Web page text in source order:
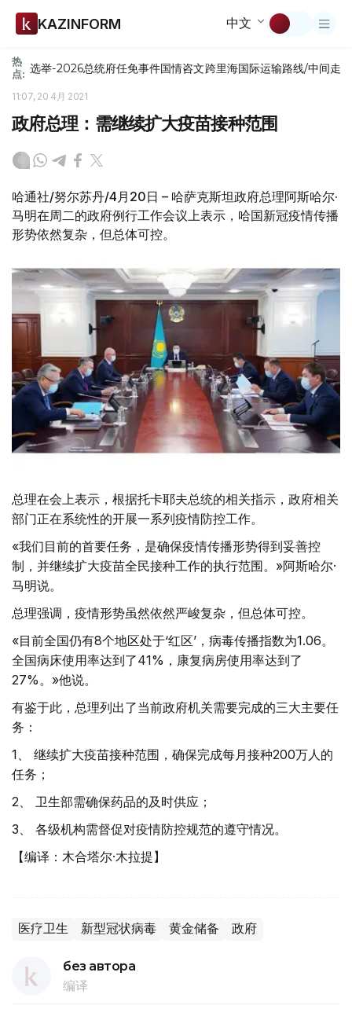
KAZINFORM 中文
热
点: 选举-2026总统府任免事件国情咨文跨里海国际运输路线/中间走廊
11:07, 20 4月 2021
政府总理：需继续扩大疫苗接种范围
哈通社/努尔苏丹/4月20日 – 哈萨克斯坦政府总理阿斯哈尔·
马明在周二的政府例行工作会议上表示，哈国新冠疫情传播
形势依然复杂，但总体可控。
总理在会上表示，根据托卡耶夫总统的相关指示，政府相关
部门正在系统性的开展一系列疫情防控工作。
«我们目前的首要任务，是确保疫情传播形势得到妥善控
制，并继续扩大疫苗全民接种工作的执行范围。»阿斯哈尔·
马明说。
总理强调，疫情形势虽然依然严峻复杂，但总体可控。
«目前全国仍有8个地区处于‘红区’，病毒传播指数为1.06。
全国病床使用率达到了41%，康复病房使用率达到了
27%。»他说。
有鉴于此，总理列出了当前政府机关需要完成的三大主要任
务：
1、 继续扩大疫苗接种范围，确保完成每月接种200万人的
任务；
2、 卫生部需确保药品的及时供应；
3、 各级机构需督促对疫情防控规范的遵守情况。
【编译：木合塔尔·木拉提】
医疗卫生 新型冠状病毒 黄金储备 政府
без автора
编译